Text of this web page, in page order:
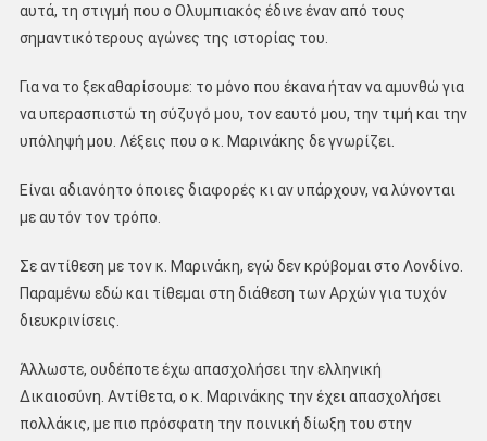
αυτά, τη στιγμή που ο Ολυμπιακός έδινε έναν από τους
σημαντικότερους αγώνες της ιστορίας του.
Για να το ξεκαθαρίσουμε: το μόνο που έκανα ήταν να αμυνθώ για
να υπερασπιστώ τη σύζυγό μου, τον εαυτό μου, την τιμή και την
υπόληψή μου. Λέξεις που ο κ. Μαρινάκης δε γνωρίζει.
Είναι αδιανόητο όποιες διαφορές κι αν υπάρχουν, να λύνονται
με αυτόν τον τρόπο.
Σε αντίθεση με τον κ. Μαρινάκη, εγώ δεν κρύβομαι στο Λονδίνο.
Παραμένω εδώ και τίθεμαι στη διάθεση των Αρχών για τυχόν
διευκρινίσεις.
Άλλωστε, ουδέποτε έχω απασχολήσει την ελληνική
Δικαιοσύνη. Αντίθετα, ο κ. Μαρινάκης την έχει απασχολήσει
πολλάκις, με πιο πρόσφατη την ποινική δίωξη του στην